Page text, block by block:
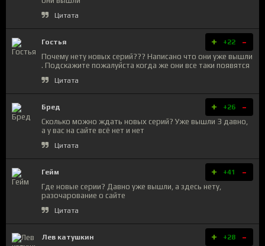
Цитата
Гостья + +22 -
Почему нету новых серий??? Написано что они уже вышли
. Подскажите пожалуйста когда же они все таки появятся
Цитата
Бред + +26 -
Сколько можно ждать новых серий? Уже вышли 3 давно,
а у вас на сайте всё нет и нет
Цитата
Гейм + +41 -
Где новые серии? Давно уже вышли, а здесь нету,
разочарование о сайте
Цитата
Лев катушкин + +28 -